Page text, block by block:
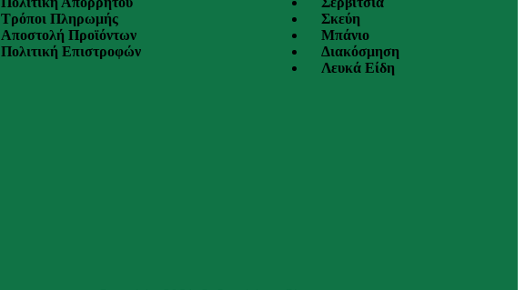
Τρόποι Πληρωμής
Αποστολή Προϊόντων
Πολιτική Επιστροφών
Σκεύη
Μπάνιο
Διακόσμηση
Λευκά Είδη